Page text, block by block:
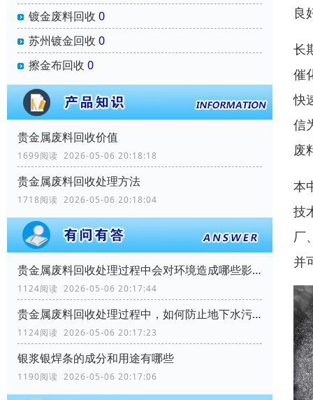
镀金废料回收 0
苏州镀金回收 0
擦金布回收 0
贵金属废料回收价值
1699阅读 2026-05-06 20:18:18
贵金属废料回收处理方法
1718阅读 2026-05-06 20:18:04
贵金属废料回收处理过程中会对环境造成哪些影响？
1124阅读 2026-05-06 20:17:44
贵金属废料回收处理过程中，如何防止地下水污染？
1124阅读 2026-05-06 20:17:23
银浆银焊条的成分和用途有哪些
1190阅读 2026-05-06 20:17:06
良
长
催
快
信
废
本
技
厂
并